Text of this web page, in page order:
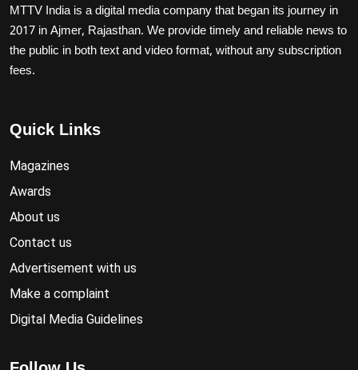
MTTV India is a digital media company that began its journey in
2017 in Ajmer, Rajasthan. We provide timely and reliable news to
the public in both text and video format, without any subscription
fees.
Quick Links
Magazines
Awards
About us
Contact us
Advertisement with us
Make a complaint
Digital Media Guidelines